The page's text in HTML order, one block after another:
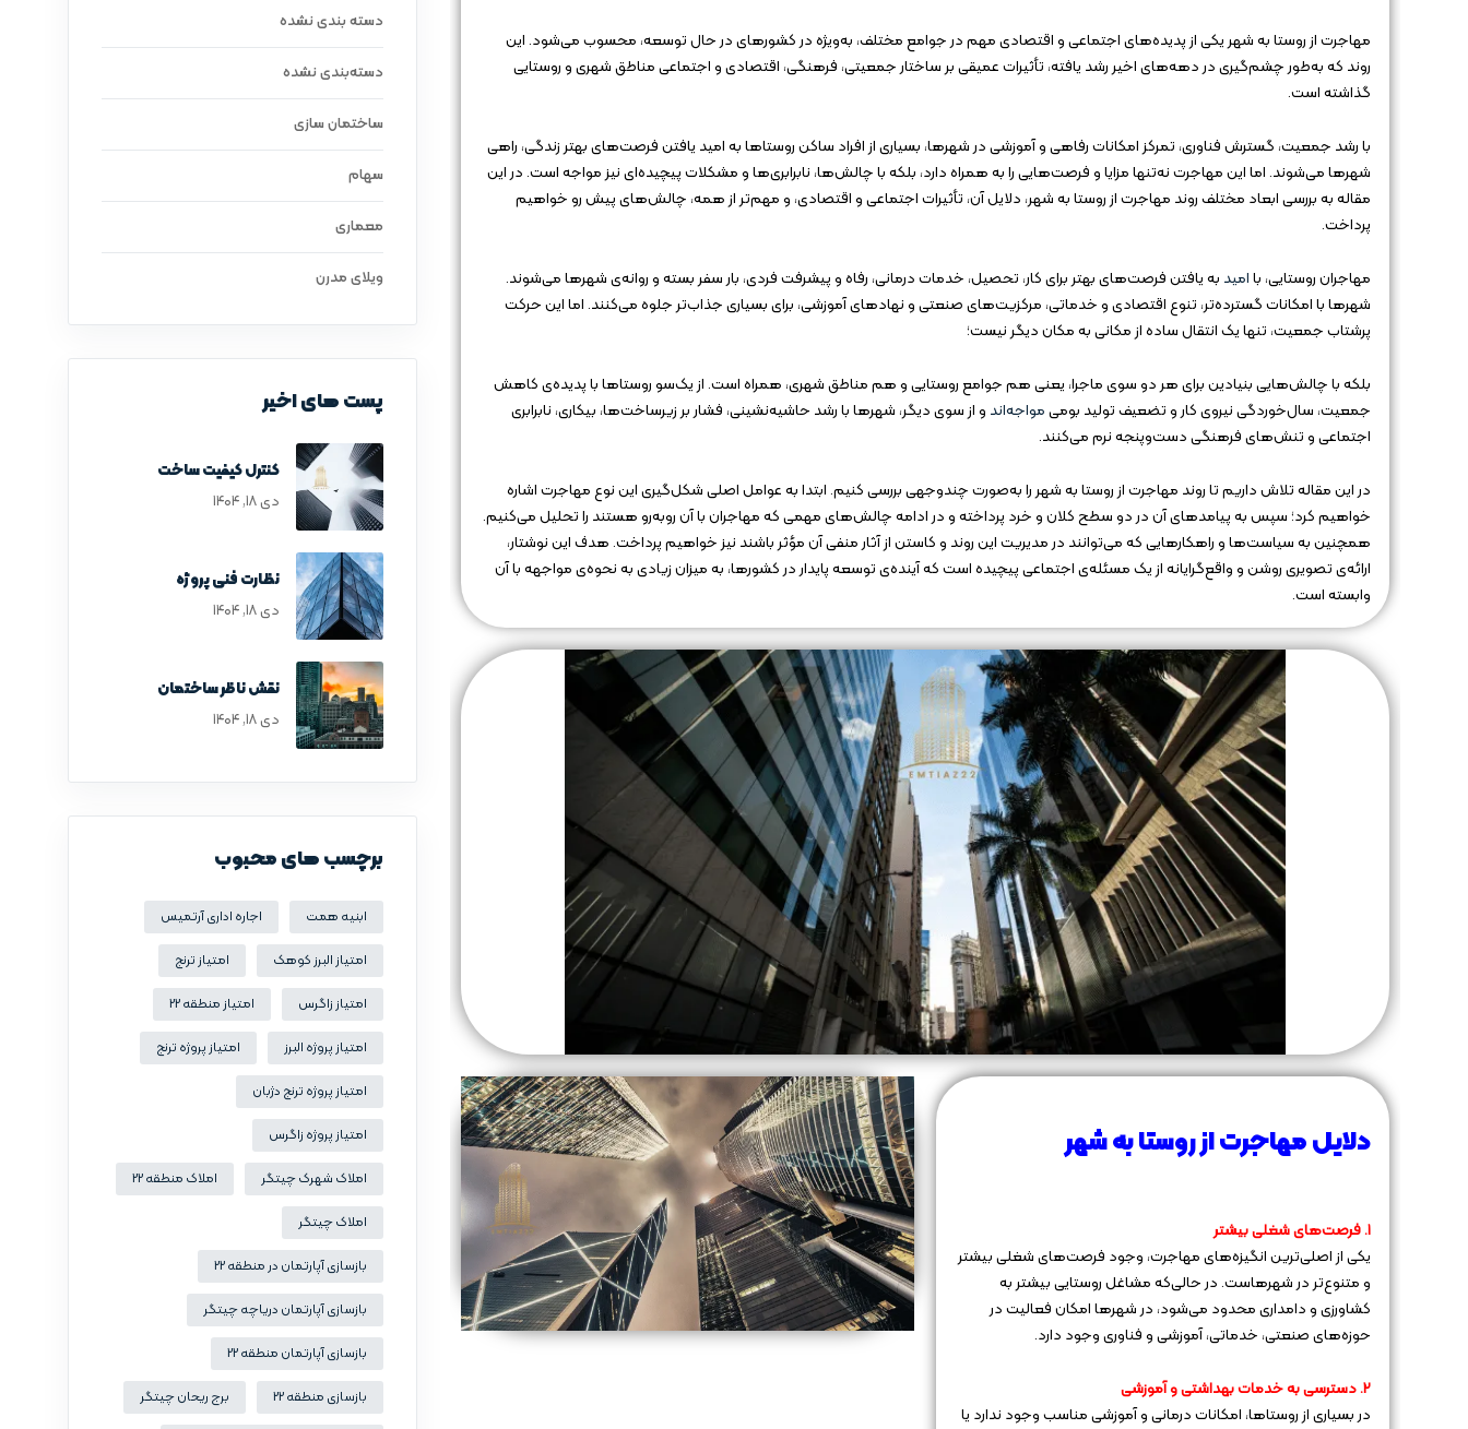
مهاجرت از روستا به شهر یکی از پدیده‌های اجتماعی و اقتصادی مهم در جوامع مختلف، به‌ویژه در کشورهای در حال توسعه، محسوب می‌شود. این
روند که به‌طور چشم‌گیری در دهه‌های اخیر رشد یافته، تأثیرات عمیقی بر ساختار جمعیتی، فرهنگی، اقتصادی و اجتماعی مناطق شهری و روستایی
گذاشته است.
با رشد جمعیت، گسترش فناوری، تمرکز امکانات رفاهی و آموزشی در شهرها، بسیاری از افراد ساکن روستاها به امید یافتن فرصت‌های بهتر زندگی، راهی
شهرها می‌شوند. اما این مهاجرت نه‌تنها مزایا و فرصت‌هایی را به همراه دارد، بلکه با چالش‌ها، نابرابری‌ها و مشکلات پیچیده‌ای نیز مواجه است. در این
مقاله به بررسی ابعاد مختلف روند مهاجرت از روستا به شهر، دلایل آن، تأثیرات اجتماعی و اقتصادی، و مهم‌تر از همه، چالش‌های پیش رو خواهیم
پرداخت.
مهاجران روستایی، باامید به یافتن فرصت‌های بهتر برای کار، تحصیل، خدمات درمانی، رفاه و پیشرفت فردی، بار سفر بسته و روانه‌ی شهرها می‌شوند.
شهرها با امکانات گسترده‌تر، تنوع اقتصادی و خدماتی، مرکزیت‌های صنعتی و نهادهای آموزشی، برای بسیاری جذاب‌تر جلوه می‌کنند. اما این حرکت
پرشتاب جمعیت، تنها یک انتقال ساده از مکانی به مکان دیگر نیست؛
بلکه با چالش‌هایی بنیادین برای هر دو سوی ماجرا، یعنی هم جوامع روستایی و هم مناطق شهری، همراه است. از یک‌سو روستاها با پدیده‌ی کاهش
جمعیت، سال‌خوردگی نیروی کار و تضعیف تولید بومیمواجه‌اند و از سوی دیگر، شهرها با رشد حاشیه‌نشینی، فشار بر زیرساخت‌ها، بیکاری، نابرابری
اجتماعی و تنش‌های فرهنگی دست‌وپنجه نرم می‌کنند.
در این مقاله تلاش داریم تا روند مهاجرت از روستا به شهر را به‌صورت چندوجهی بررسی کنیم. ابتدا به عوامل اصلی شکل‌گیری این نوع مهاجرت اشاره
خواهیم کرد؛ سپس به پیامدهای آن در دو سطح کلان و خرد پرداخته و در ادامه چالش‌های مهمی که مهاجران با آن روبه‌رو هستند را تحلیل می‌کنیم.
همچنین به سیاست‌ها و راهکارهایی که می‌توانند در مدیریت این روند و کاستن از آثار منفی آن مؤثر باشند نیز خواهیم پرداخت. هدف این نوشتار،
ارائه‌ی تصویری روشن و واقع‌گرایانه از یک مسئله‌ی اجتماعی پیچیده است که آینده‌ی توسعه پایدار در کشورها، به میزان زیادی به نحوه‌ی مواجهه با آن
وابسته است.
دلایل مهاجرت از روستا به شهر
۱. فرصت‌های شغلی بیشتر
یکی از اصلی‌ترین انگیزه‌های مهاجرت، وجود فرصت‌های شغلی بیشتر
و متنوع‌تر در شهرهاست. در حالی‌که مشاغل روستایی بیشتر به
کشاورزی و دامداری محدود می‌شود، در شهرها امکان فعالیت در
حوزه‌های صنعتی، خدماتی، آموزشی و فناوری وجود دارد.
۲. دسترسی به خدمات بهداشتی و آموزشی
در بسیاری از روستاها، امکانات درمانی و آموزشی مناسب وجود ندارد یا
دسته بندی نشده
دسته‌بندی نشده
ساختمان سازی
سهام
معماری
ویلای مدرن
پست های اخیر
کنترل کیفیت ساخت
دی ۱۸, ۱۴۰۴
نظارت فنی پروژه
دی ۱۸, ۱۴۰۴
نقش ناظر ساختمان
دی ۱۸, ۱۴۰۴
برچسب های محبوب
ابنیه همت اجاره اداری آرتمیس
امتیاز البرز کوهک امتیاز ترنج
امتیاز زاگرس امتیاز منطقه 22
امتیاز پروژه البرز امتیاز پروژه ترنج
امتیاز پروژه ترنج دژبان
امتیاز پروژه زاگرس
املاک شهرک چیتگر املاک منطقه 22
املاک چیتگر
بازسازی آپارتمان در منطقه 22
بازسازی آپارتمان دریاچه چیتگر
بازسازی آپارتمان منطقه 22
بازسازی منطقه 22 برج ریحان چیتگر